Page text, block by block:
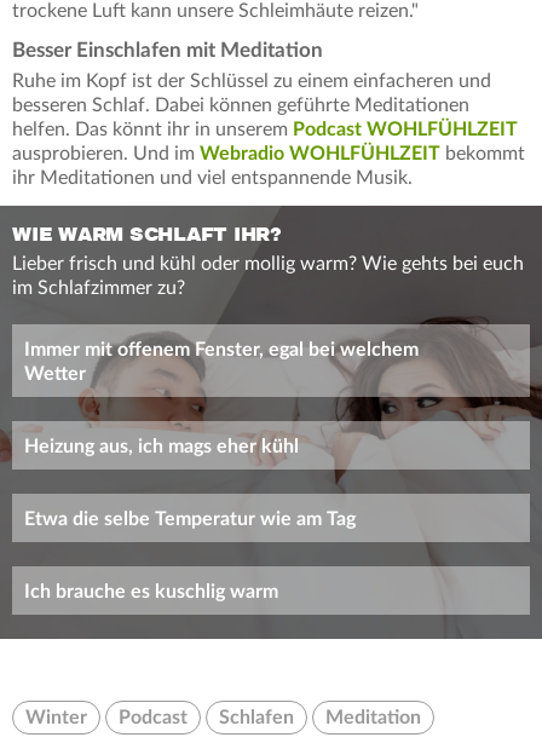
trockene Luft kann unsere Schleimhäute reizen."
Besser Einschlafen mit Meditation
Ruhe im Kopf ist der Schlüssel zu einem einfacheren und
besseren Schlaf. Dabei können geführte Meditationen
helfen. Das könnt ihr in unserem Podcast WOHLFÜHLZEIT
ausprobieren. Und im Webradio WOHLFÜHLZEIT bekommt
ihr Meditationen und viel entspannende Musik.
WIE WARM SCHLAFT IHR?
Lieber frisch und kühl oder mollig warm? Wie gehts bei euch
im Schlafzimmer zu?
Immer mit offenem Fenster, egal bei welchem
Wetter
Heizung aus, ich mags eher kühl
Etwa die selbe Temperatur wie am Tag
Ich brauche es kuschlig warm
Winter Podcast Schlafen Meditation